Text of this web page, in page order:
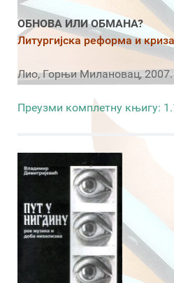
ОБНОВА ИЛИ ОБМАНА?
Литургијска реформа и
Лио, Горњи Милановац, 2007.
Преузми комплетну књигу: